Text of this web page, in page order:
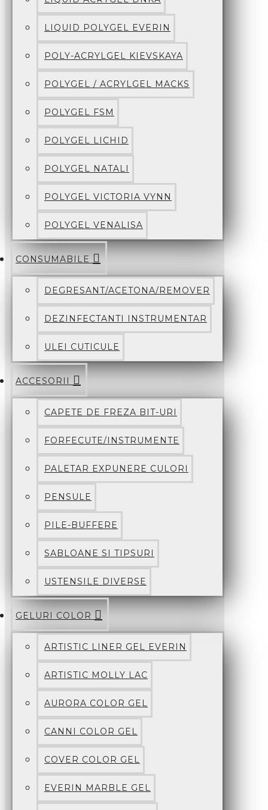
LIQUID POLYGEL EVERIN
POLY-ACRYLGEL KIEVSKAYA
POLYGEL / ACRYLGEL MACKS
POLYGEL FSM
POLYGEL LICHID
POLYGEL NATALI
POLYGEL VICTORIA VYNN
POLYGEL VENALISA
CONSUMABILE
DEGRESANT/ACETONA/REMOVER
DEZINFECTANTI INSTRUMENTAR
ULEI CUTICULE
ACCESORII
CAPETE DE FREZA BIT-URI
FORFECUTE/INSTRUMENTE
PALETAR EXPUNERE CULORI
PENSULE
PILE-BUFFERE
SABLOANE SI TIPSURI
USTENSILE DIVERSE
GELURI COLOR
ARTISTIC LINER GEL EVERIN
ARTISTIC MOLLY LAC
AURORA COLOR GEL
CANNI COLOR GEL
COVER COLOR GEL
EVERIN MARBLE GEL